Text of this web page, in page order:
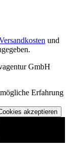
und
GmbH
Erfahrung
akzeptieren